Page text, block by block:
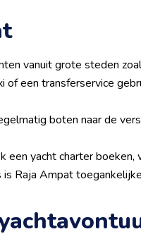
vanuit grote steden
of een transferservice
boten naar de
een yacht charter
Raja Ampat